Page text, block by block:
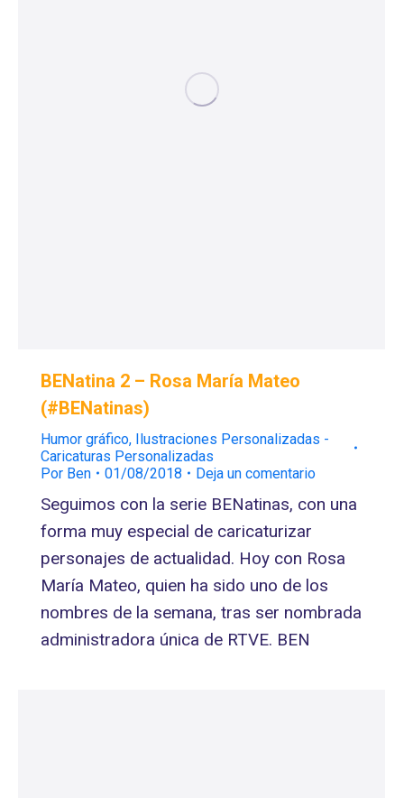
BENatina 2 – Rosa María Mateo
(#BENatinas)
Humor gráfico, Ilustraciones Personalizadas -
Caricaturas Personalizadas
Por Ben 01/08/2018 Deja un comentario
Seguimos con la serie BENatinas, con una
forma muy especial de caricaturizar
personajes de actualidad. Hoy con Rosa
María Mateo, quien ha sido uno de los
nombres de la semana, tras ser nombrada
administradora única de RTVE. BEN